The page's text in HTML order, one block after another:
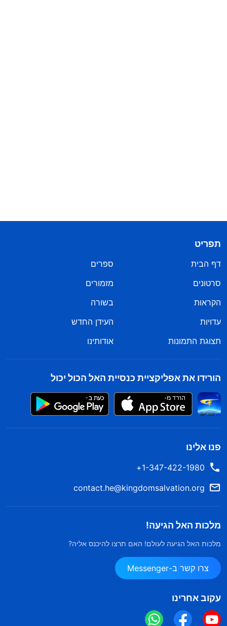
תפריט
דף הבית
ספרים
סרטונים
מזמורים
הקראות
בשורה
עדויות
העידן החדש
תצוגת התמונות
אודותינו
הורידו את אפליקציית כנסיית האל הכול יכול
פנו אלינו
1-347-422-1980+
contact.he@kingdomsalvation.org
מלכות האל הגיעה!
מלכות האל הגיעה לעולם! האם תרצו להיכנס אליה?
צרו קשר ב-Messenger
עקוב אחרינו